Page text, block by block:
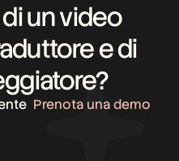
un video
e di
Prenota una demo